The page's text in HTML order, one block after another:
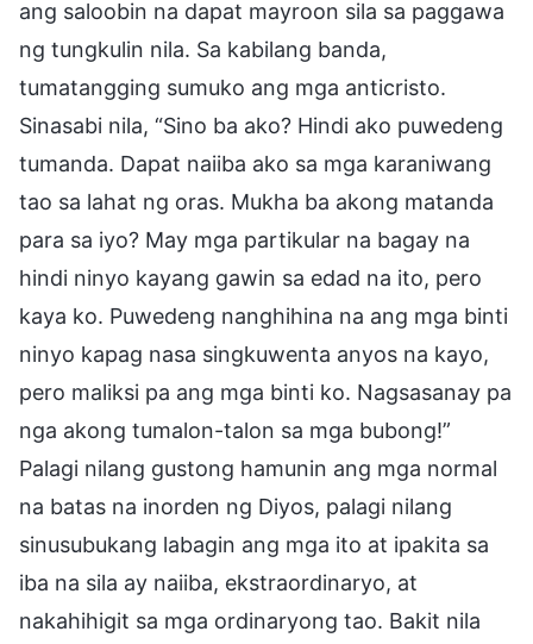
ang saloobin na dapat mayroon sila sa paggawa
ng tungkulin nila. Sa kabilang banda,
tumatangging sumuko ang mga anticristo.
Sinasabi nila, “Sino ba ako? Hindi ako puwedeng
tumanda. Dapat naiiba ako sa mga karaniwang
tao sa lahat ng oras. Mukha ba akong matanda
para sa iyo? May mga partikular na bagay na
hindi ninyo kayang gawin sa edad na ito, pero
kaya ko. Puwedeng nanghihina na ang mga binti
ninyo kapag nasa singkuwenta anyos na kayo,
pero maliksi pa ang mga binti ko. Nagsasanay pa
nga akong tumalon-talon sa mga bubong!”
Palagi nilang gustong hamunin ang mga normal
na batas na inorden ng Diyos, palagi nilang
sinusubukang labagin ang mga ito at ipakita sa
iba na sila ay naiiba, ekstraordinaryo, at
nakahihigit sa mga ordinaryong tao. Bakit nila